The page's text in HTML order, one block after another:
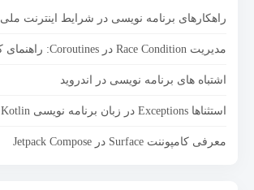
راهکارهای برنامه نویسی در شرایط اینترنت ملی
مدیریت Race Condition در Coroutines: راهنمای کامل همزمانی
اشتباه های برنامه نویسی در اندروید
استثناها Exceptions در زبان برنامه نویسی Kotlin
معرفی کامپوننت Surface در Jetpack Compose